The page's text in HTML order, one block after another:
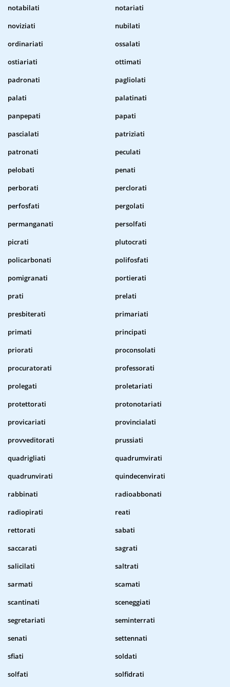
notabilati
notariati
noviziati
nubilati
ordinariati
ossalati
ostiariati
ottimati
padronati
pagliolati
palati
palatinati
panpepati
papati
pascialati
patriziati
patronati
peculati
pelobati
penati
perborati
perclorati
perfosfati
pergolati
permanganati
persolfati
picrati
plutocrati
policarbonati
polifosfati
pomigranati
portierati
prati
prelati
presbiterati
primariati
primati
principati
priorati
proconsolati
procuratorati
professorati
prolegati
proletariati
protettorati
protonotariati
provicariati
provincialati
provveditorati
prussiati
quadrigliati
quadrumvirati
quadrunvirati
quindecenvirati
rabbinati
radioabbonati
radiopirati
reati
rettorati
sabati
saccarati
sagrati
salicilati
saltrati
sarmati
scamati
scantinati
sceneggiati
segretariati
seminterrati
senati
settennati
sfiati
soldati
solfati
solfidrati